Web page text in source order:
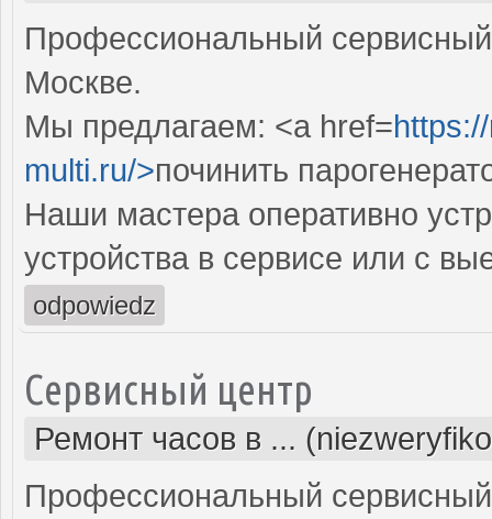
Профессиональный
Москве.
Мы предлагаем: <a href=
multi.ru/>починить
Наши мастера оперативно
устройства в сервисе или с
odpowiedz
Сервисный центр
Ремонт часов в ...
Профессиональный